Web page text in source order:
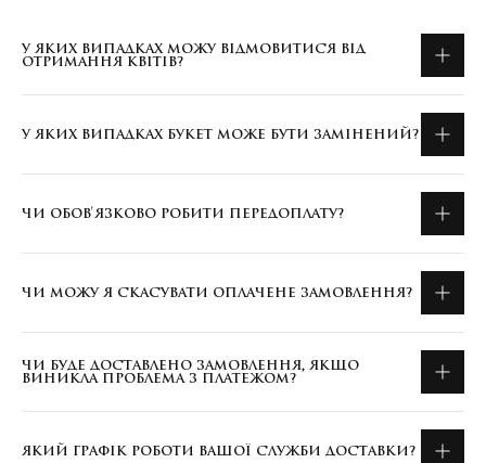
У ЯКИХ ВИПАДКАХ МОЖУ ВІДМОВИТИСЯ ВІД
ОТРИМАННЯ КВІТІВ?
У ЯКИХ ВИПАДКАХ БУКЕТ МОЖЕ БУТИ ЗАМІНЕНИЙ?
ЧИ ОБОВ'ЯЗКОВО РОБИТИ ПЕРЕДОПЛАТУ?
ЧИ МОЖУ Я СКАСУВАТИ ОПЛАЧЕНЕ ЗАМОВЛЕННЯ?
ЧИ БУДЕ ДОСТАВЛЕНО ЗАМОВЛЕННЯ, ЯКЩО
ВИНИКЛА ПРОБЛЕМА З ПЛАТЕЖОМ?
ЯКИЙ ГРАФІК РОБОТИ ВАШОЇ СЛУЖБИ ДОСТАВКИ?